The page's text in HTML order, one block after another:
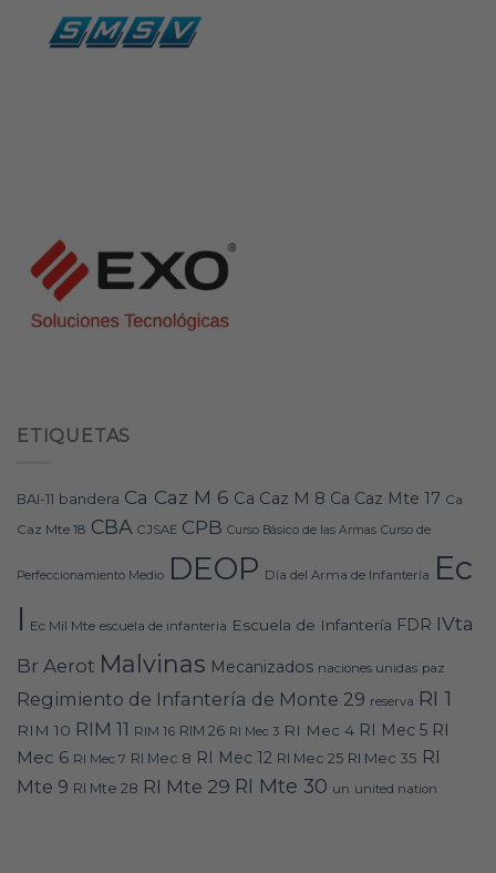
ETIQUETAS
BAI-11 bandera Ca Caz M 6 Ca Caz M 8 Ca Caz Mte 17 Ca
Caz Mte 18 CBA CJSAE CPB Curso Básico de las Armas Curso de
Perfeccionamiento Medio DEOP Día del Arma de Infantería Ec
I Ec Mil Mte escuela de infanteria Escuela de Infantería FDR IVta
Br Aerot Malvinas Mecanizados naciones unidas paz
Regimiento de Infantería de Monte 29 reserva RI 1
RIM 10 RIM 11 RIM 16 RIM 26 RI Mec 3 RI Mec 4 RI Mec 5 RI
Mec 6 RI Mec 7 RI Mec 8 RI Mec 12 RI Mec 25 RI Mec 35 RI
Mte 9 RI Mte 28 RI Mte 29 RI Mte 30 un united nation